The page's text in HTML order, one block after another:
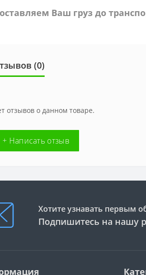
Ваш груз до
(0)
отзывов о данном товаре.
+ Написать отзыв
Хотите узнавать первым
Подпишитесь на нашу